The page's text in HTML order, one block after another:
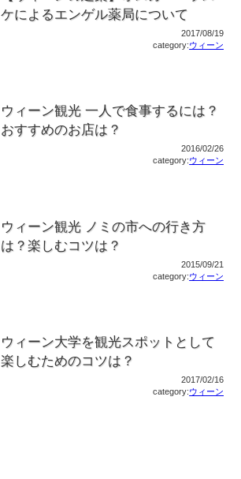
ケによるエンゲル薬局について
2017/08/19
category:ウィーン
ウィーン観光 一人で食事するには？
おすすめのお店は？
2016/02/26
category:ウィーン
ウィーン観光 ノミの市への行き方
は？楽しむコツは？
2015/09/21
category:ウィーン
ウィーン大学を観光スポットとして
楽しむためのコツは？
2017/02/16
category:ウィーン